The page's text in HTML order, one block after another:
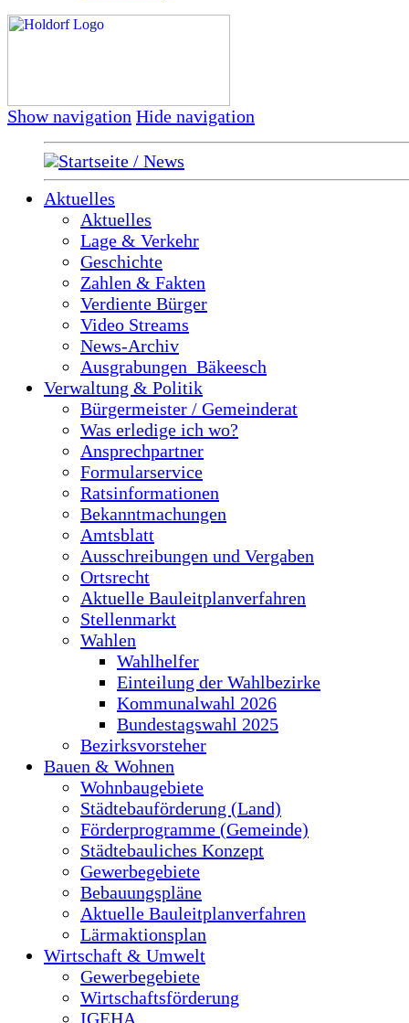
Show navigation Hide navigation
Startseite / News
Aktuelles
Aktuelles
Lage & Verkehr
Geschichte
Zahlen & Fakten
Verdiente Bürger
Video Streams
News-Archiv
Ausgrabungen_Bäkeesch
Verwaltung & Politik
Bürgermeister / Gemeinderat
Was erledige ich wo?
Ansprechpartner
Formularservice
Ratsinformationen
Bekanntmachungen
Amtsblatt
Ausschreibungen und Vergaben
Ortsrecht
Aktuelle Bauleitplanverfahren
Stellenmarkt
Wahlen
Wahlhelfer
Einteilung der Wahlbezirke
Kommunalwahl 2026
Bundestagswahl 2025
Bezirksvorsteher
Bauen & Wohnen
Wohnbaugebiete
Städtebauförderung (Land)
Förderprogramme (Gemeinde)
Städtebauliches Konzept
Gewerbegebiete
Bebauungspläne
Aktuelle Bauleitplanverfahren
Lärmaktionsplan
Wirtschaft & Umwelt
Gewerbegebiete
Wirtschaftsförderung
IGEHA